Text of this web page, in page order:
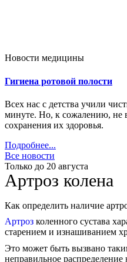
Новости медицины
Гигиена ротовой полости
Всех нас с детства учили
минуте. Но, к сожалению, не
сохранения их здоровья.
Подробнее...
Все новости
Только до 20 августа
Артроз колена
Как определить наличие
Артроз коленного сустава
старением и изнашиванием
Это может быть вызвано
неправильное